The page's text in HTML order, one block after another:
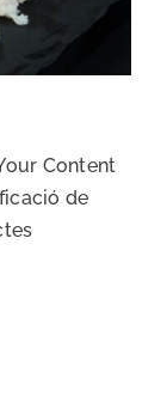
Content
de